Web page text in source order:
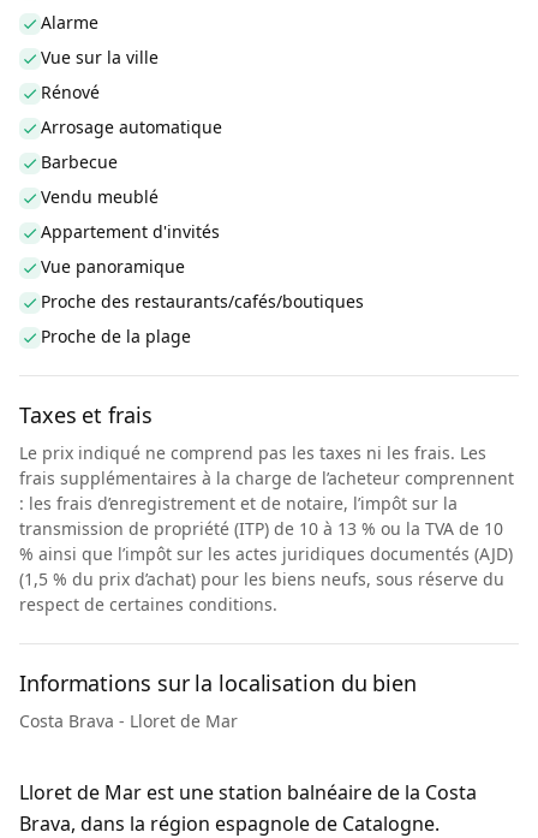
Alarme
Vue sur la ville
Rénové
Arrosage automatique
Barbecue
Vendu meublé
Appartement d'invités
Vue panoramique
Proche des restaurants/cafés/boutiques
Proche de la plage
Taxes et frais
Le prix indiqué ne comprend pas les taxes ni les frais. Les
frais supplémentaires à la charge de l’acheteur comprennent
: les frais d’enregistrement et de notaire, l’impôt sur la
transmission de propriété (ITP) de 10 à 13 % ou la TVA de 10
% ainsi que l’impôt sur les actes juridiques documentés (AJD)
(1,5 % du prix d’achat) pour les biens neufs, sous réserve du
respect de certaines conditions.
Informations sur la localisation du bien
Costa Brava - Lloret de Mar
Lloret de Mar est une station balnéaire de la Costa
Brava, dans la région espagnole de Catalogne.